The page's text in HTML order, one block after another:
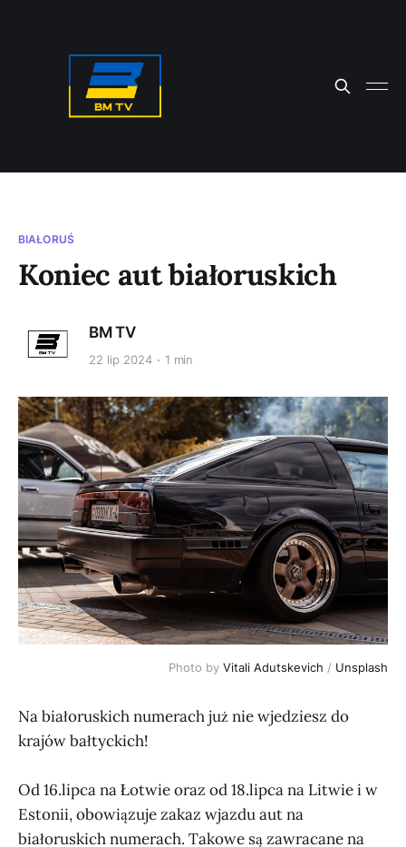
BIAŁORUŚ
Koniec aut białoruskich
BM TV
22 lip 2024 1 min
Photo by Vitali Adutskevich / Unsplash
Na białoruskich numerach już nie wjedziesz do
krajów bałtyckich!
Od 16.lipca na Łotwie oraz od 18.lipca na Litwie i w
Estonii, obowiązuje zakaz wjazdu aut na
białoruskich numerach. Takowe są zawracane na